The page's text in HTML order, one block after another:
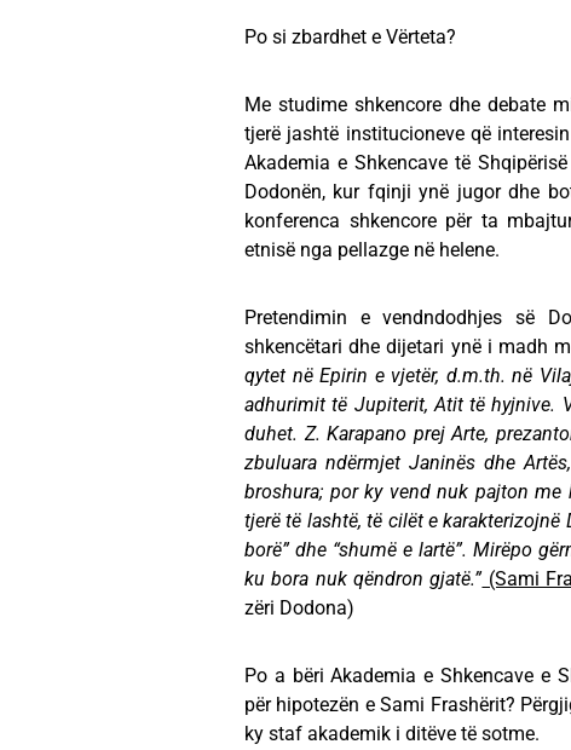
Po si zbardhet e Vërteta?
Me studime shkencore dhe debate
tjerë jashtë institucioneve që
Akademia e Shkencave të
Dodonën, kur fqinji ynë jugor dhe
konferenca shkencore për ta
etnisë nga pellazge në helene.
Pretendimin e vendndodhjes së
shkencëtari dhe dijetari ynë i madh
qytet në Epirin e vjetër, d.m.th. në
adhurimit të Jupiterit, Atit të hyjnive.
duhet. Z. Karapano prej Arte,
zbuluara ndërmjet Janinës dhe
broshura; por ky vend nuk pajton
tjerë të lashtë, të cilët e karakterizojnë
borë” dhe “shumë e lartë”. Mirëpo
ku bora nuk qëndron gjatë.”(Sami
zëri Dodona)
Po a bëri Akademia e Shkencave e
për hipotezën e Sami Frashërit?
ky staf akademik i ditëve të sotme.